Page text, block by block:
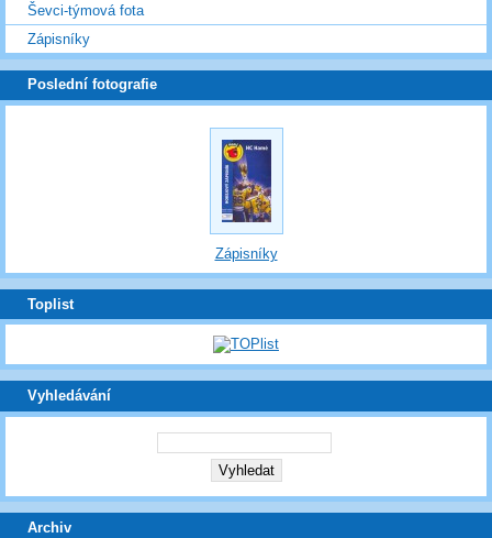
Ševci-týmová fota
Zápisníky
Poslední fotografie
Zápisníky
Toplist
Vyhledávání
Archiv